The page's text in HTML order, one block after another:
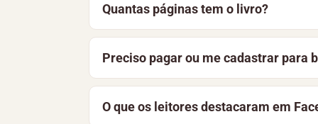
do acervoMarketing.
Quantas páginas tem o livro?
Facebook Ads: O Guia Definitivo tem
download gratuito. Nesta página, você
Preciso pagar ou me cadastrar para
Não. O livro está disponível
aprimoramos constantemente a
O que os leitores destacaram em